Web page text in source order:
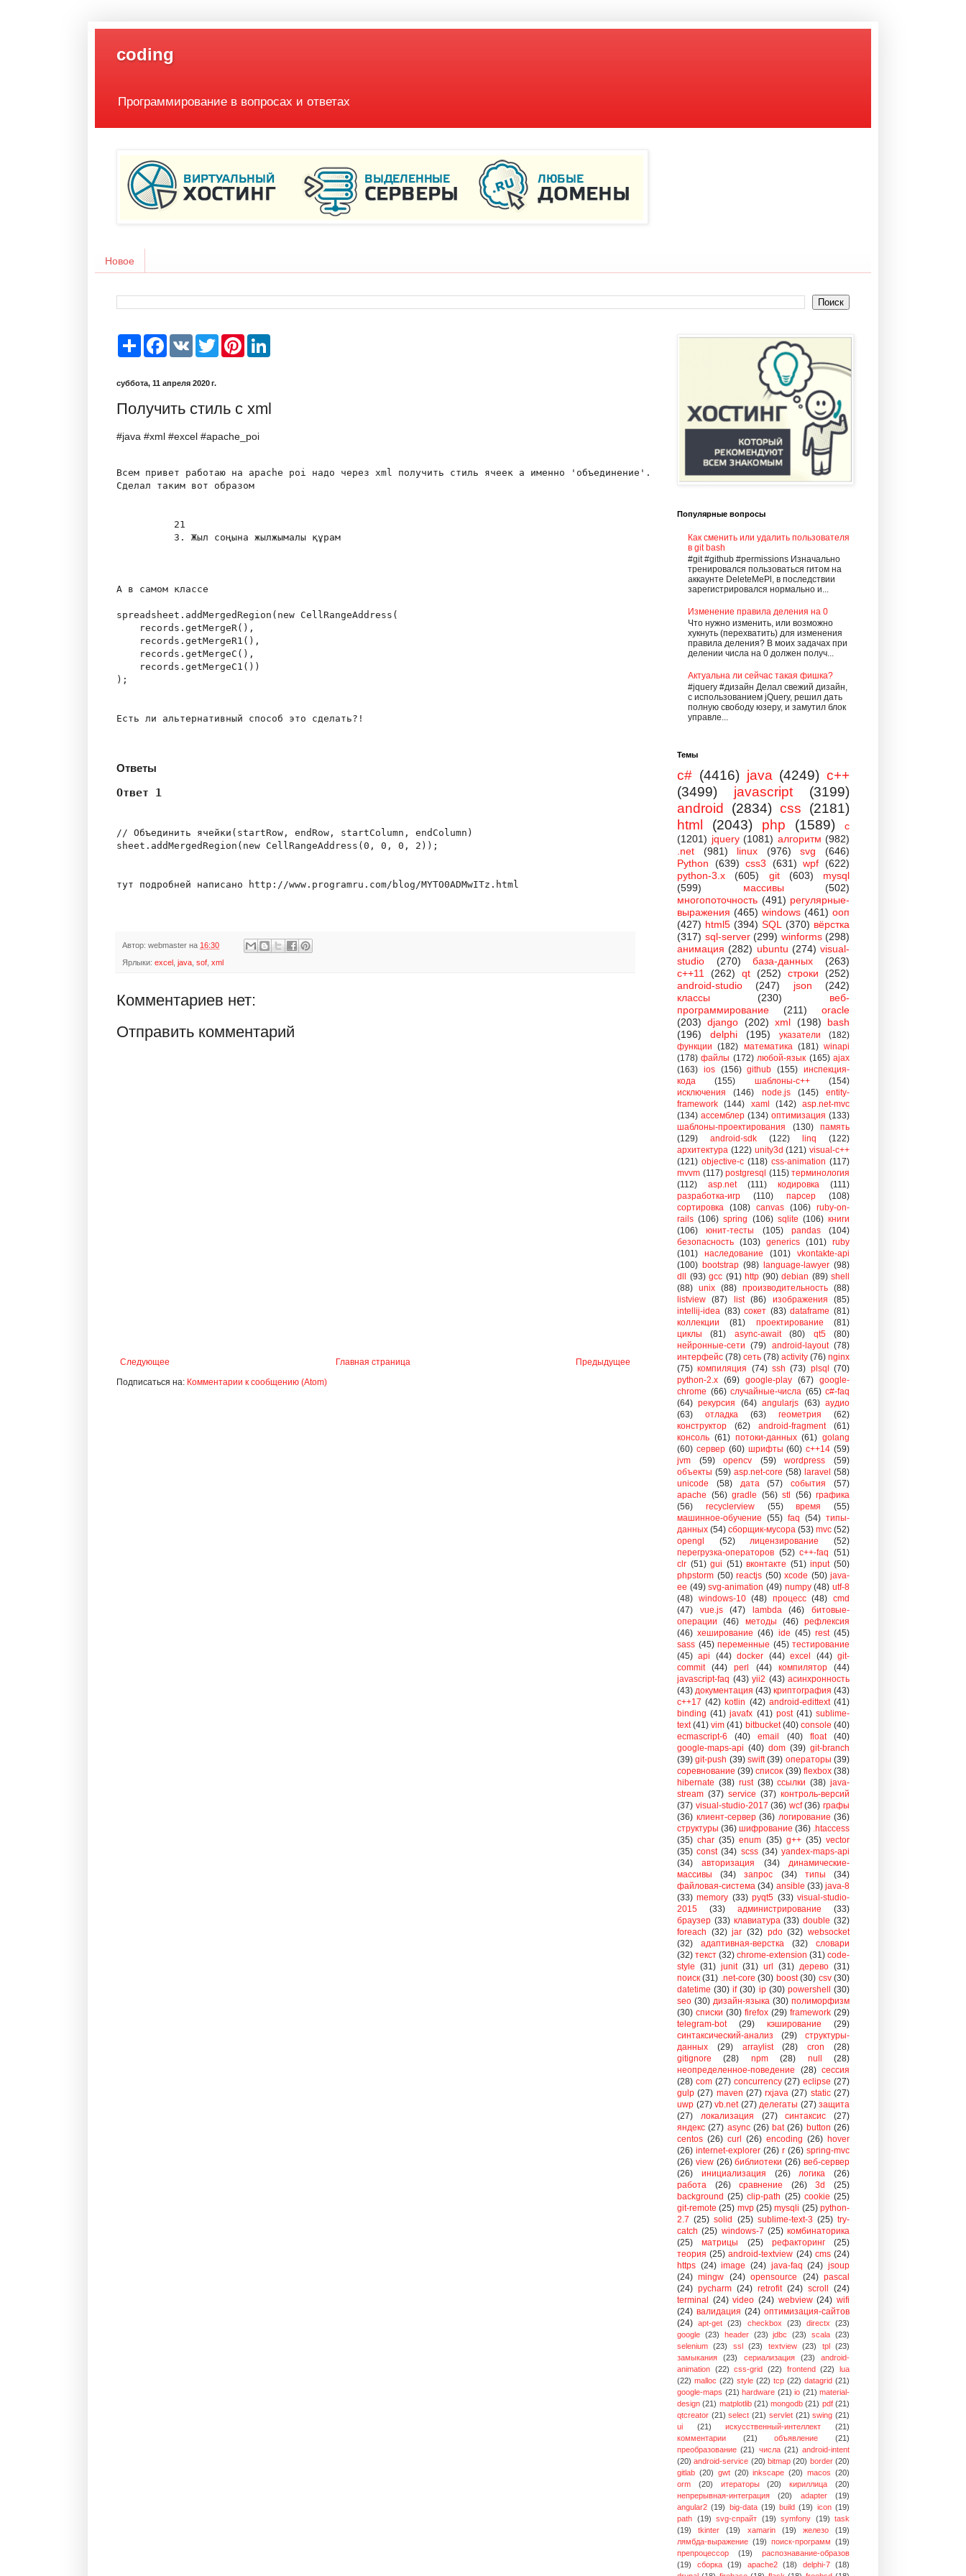
coding
Программирование в вопросах и ответах
Новое
e
b
o
w
r
e
суббота, 11 апреля 2020 г.
Получить стиль с xml
#java #xml #excel #apache_poi
Всем привет работаю на apache poi надо через xml получить стиль ячеек а именно 'объединение'.
Сделал таким вот образом
21
3. Жыл соңына жылжымалы құрам
А в самом классе
spreadsheet.addMergedRegion(new CellRangeAddress(
    records.getMergeR(),
    records.getMergeR1(),
    records.getMergeC(),
    records.getMergeC1())
);
Есть ли альтернативный способ это сделать?!
Ответы
Ответ 1
// Объединить ячейки(startRow, endRow, startColumn, endColumn)
sheet.addMergedRegion(new CellRangeAddress(0, 0, 0, 2));
Автор: webmaster на 16:30
Ярлыки: excel , java, sof, xml
Комментариев нет:
Отправить комментарий
Следующее Предыдущее
Главная страница
Подписаться на: Комментарии к сообщению (Atom)
Популярные вопросы
Как сменить или удалить пользователя
в git bash
#git #github #permissions Изначально
тренировался пользоваться гитом на
аккаунте DeleteMePl, в последствии
зарегистрировался нормально и...
Изменение правила деления на 0
Что нужно изменить, или возможно
хукнуть (перехватить) для изменения
правила деления? В моих задачах при
делении числа на 0 должен получ...
Актуальна ли сейчас такая фишка?
#jquery #дизайн Делал свежий дизайн,
с использованием jQuery, решил дать
полную свободу юзеру, и замутил блок
управле...
Темы
c# (4416) java (4249) c++
(3499)
javascript
(3199)
android
(2834) css
(2181)
html
(2043) php (1589)
c
(1201) jquery (1081) алгоритм (982)
.net
(981) linux (976) svg
(646)
Python
(639) css3 (631) wpf (622)
python-3.x
(605) git (603)
mysql
(599)
массивы
(502)
многопоточность (491) регулярные-
выражения (465) windows (461) ооп
(427) html5 (394) SQL (370) вёрстка
(317) sql-server (299) winforms (298)
анимация (282) ubuntu (274) visual-
studio
(270) база-данных
(263)
c++11
(262) qt (252) строки
(252)
android-studio
(247) json
(242)
классы
(230)
веб-
программирование
(211)
oracle
(203) django (202) xml (198)
bash
(196)
delphi (195) указатели
(182)
функции (182) математика (181) winapi
(178) файлы (172) любой-язык (165) ajax
(163) ios (156) github (155) инспекция-
кода
(155) шаблоны-с++
(154)
исключения
(146) node.js (145)
entity-
framework (144) xaml (142) asp.net-mvc
(134) ассемблер (134) оптимизация (133)
шаблоны-проектирования
(130)
память
(129)
android-sdk (122) linq
(122)
архитектура (122) unity3d (121) visual-c++
(121) objective-c (118) css-animation (117)
mvvm (117) postgresql (115) терминология
(112)
asp.net (111) кодировка
(111)
разработка-игр
(110) парсер
(108)
сортировка
(108) canvas (106) ruby-on-
rails (106) spring (106) sqlite (106) книги
(106)
юнит-тесты (105) pandas
(104)
безопасность (103) generics (101) ruby
(101)
наследование (101)
vkontakte-api
(100) bootstrap (98) language-lawyer (98)
dll (93) gcc (91) http (90) debian (89) shell
(88) unix (88) производительность (88)
listview
(87) list (86) изображения
(85)
intellij-idea (83) сокет (83) dataframe (81)
коллекции
(81) проектирование
(81)
циклы
(81) async-await (80) qt5
(80)
нейронные-сети (79) android-layout (78)
интерфейс (78) сеть (78) activity (76) nginx
(75) компиляция (74) ssh (73) plsql (70)
python-2.x (69) google-play (67) google-
chrome (66) случайные-числа (65) c#-faq
(64) рекурсия (64) angularjs (63) аудио
(63)
отладка (63) геометрия
(62)
конструктор
(62) android-fragment
(61)
консоль (61) потоки-данных (61) golang
(60) сервер (60) шрифты (60) c++14 (59)
jvm
(59) opencv (59) wordpress
(59)
объекты (59) asp.net-core (58) laravel (58)
unicode
(58) дата (57) события
(57)
apache (56) gradle (56) stl (56) графика
(56)
recyclerview (55) время
(55)
машинное-обучение (55) faq (54) типы-
данных (54) сборщик-мусора (53) mvc (52)
opengl
(52) лицензирование
(52)
перегрузка-операторов (52) c++-faq (51)
clr (51) gui (51) вконтакте (51) input (50)
phpstorm (50) reactjs (50) xcode (50) java-
ee (49) svg-animation (49) numpy (48) utf-8
(48) windows-10 (48) процесс (48) cmd
(47)
vue.js (47) lambda (46)
битовые-
операции
(46) методы (46) рефлексия
(46) хеширование (46) ide (45) rest (45)
sass (45) переменные (45) тестирование
(45) api (44) docker (44) excel (44) git-
commit
(44) perl (44) компилятор
(44)
javascript-faq (43) yii2 (43) асинхронность
(43) документация (43) криптография (43)
c++17 (42) kotlin (42) android-edittext (41)
binding (41) javafx (41) post (41) sublime-
text (41) vim (41) bitbucket (40) console (40)
ecmascript-6
(40) email (40) float
(40)
google-maps-api (40) dom (39) git-branch
(39) git-push (39) swift (39) операторы (39)
соревнование (39) список (39) flexbox (38)
hibernate (38) rust (38) ссылки (38) java-
stream (37) service (37) контроль-версий
(37) visual-studio-2017 (36) wcf (36) графы
(36) клиент-сервер (36) логирование (36)
структуры (36) шифрование (36) .htaccess
(35) char (35) enum (35) g++ (35) vector
(35) const (34) scss (34) yandex-maps-api
(34)
авторизация (34)
динамические-
массивы
(34) запрос (34) типы
(34)
файловая-система (34) ansible (33) java-8
(33) memory (33) pyqt5 (33) visual-studio-
2015
(33) администрирование
(33)
браузер (33) клавиатура (33) double (32)
foreach (32) jar (32) pdo (32) websocket
(32)
адаптивная-верстка (32)
словари
(32) текст (32) chrome-extension (31) code-
style (31) junit (31) url (31) дерево (31)
поиск (31) .net-core (30) boost (30) csv (30)
datetime (30) if (30) ip (30) powershell (30)
seo (30) дизайн-языка (30) полиморфизм
(30) списки (30) firefox (29) framework (29)
telegram-bot
(29) кэширование
(29)
синтаксический-анализ
(29)
структуры-
данных
(29) arraylist (28) cron
(28)
gitignore
(28) npm (28) null
(28)
неопределенное-поведение
(28) сессия
(28) com (27) concurrency (27) eclipse (27)
gulp (27) maven (27) rxjava (27) static (27)
uwp (27) vb.net (27) делегаты (27) защита
(27)
локализация (27) синтаксис
(27)
яндекс (27) async (26) bat (26) button (26)
centos (26) curl (26) encoding (26) hover
(26) internet-explorer (26) r (26) spring-mvc
(26) view (26) библиотеки (26) веб-сервер
(26)
инициализация (26) логика
(26)
работа
(26) сравнение (26) 3d
(25)
background (25) clip-path (25) cookie (25)
git-remote (25) mvp (25) mysqli (25) python-
2.7 (25) solid (25) sublime-text-3 (25) try-
catch (25) windows-7 (25) комбинаторика
(25)
матрицы (25) рефакторинг
(25)
теория (25) android-textview (24) cms (24)
https (24) image (24) java-faq (24) jsoup
(24) mingw (24) opensource (24) pascal
(24) pycharm (24) retrofit (24) scroll (24)
terminal (24) video (24) webview (24) wifi
(24) валидация (24) оптимизация-сайтов
(24) apt-get (23) checkbox (23) directx
(23)
google (23) header (23) jdbc (23) scala (23)
selenium
(23) ssl (23) textview (23) tpl
(23)
замыкания
(23) сериализация (23)
android-
animation (22) css-grid (22) frontend (22)
lua
(22) malloc (22) style (22) tcp (22) datagrid (21)
google-maps (21) hardware (21) io (21) material-
design (21) matplotlib (21) mongodb (21) pdf (21)
qtcreator (21) select (21) servlet (21) swing (21)
ui
(21) искусственный-интеллект
(21)
комментарии
(21) объявление
(21)
преобразование (21) числа (21) android-intent
(20) android-service (20) bitmap (20) border (20)
gitlab (20) gwt (20) inkscape (20) macos (20)
orm
(20) итераторы (20) кириллица
(20)
непрерывная-интеграция
(20) adapter
(19)
angular2 (19) big-data (19) build (19) icon (19)
path (19) svg-спрайт (19) symfony (19) task
(19)
tkinter (19) xamarin (19) железо
(19)
лямбда-выражение (19) поиск-программ (19)
препроцессор
(19)
распознавание-образов
(19)
сборка (19) apache2 (18) delphi-7
(18)